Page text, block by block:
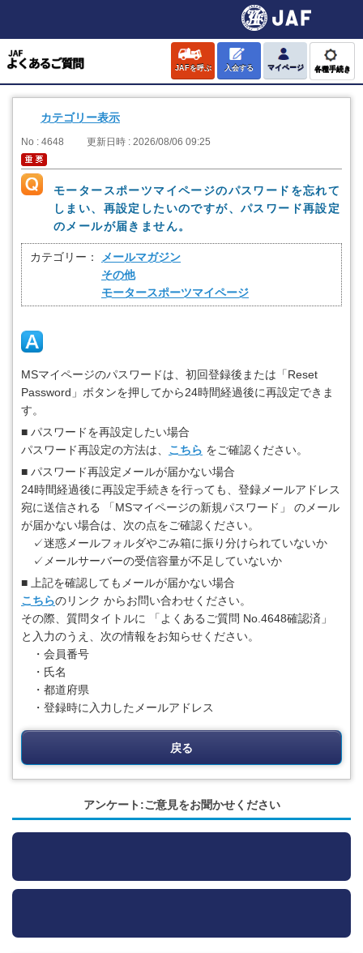
JAFを呼ぶ 入会する マイページ 各種手続き
カテゴリー表示
No : 4648 更新日時 : 2026/08/06 09:25
モータースポーツマイページのパスワードを忘れて
しまい、再設定したいのですが、パスワード再設定
のメールが届きません。
カテゴリー：
メールマガジン
その他
モータースポーツマイページ
MSマイページのパスワードは、初回登録後または「Reset
Password」ボタンを押してから24時間経過後に再設定できま
す。
■ パスワードを再設定したい場合
パスワード再設定の方法は、 こちら をご確認ください。
■ パスワード再設定メールが届かない場合
24時間経過後に再設定手続きを行っても、登録メールアドレス
宛に送信される 「MSマイページの新規パスワード」 のメール
が届かない場合は、次の点をご確認ください。
✓迷惑メールフォルダやごみ箱に振り分けられていないか
✓メールサーバーの受信容量が不足していないか
■ 上記を確認してもメールが届かない場合
こちらのリンク からお問い合わせください。
その際、質問タイトルに 「よくあるご質問 No.4648確認済」
と入力のうえ、次の情報をお知らせください。
・会員番号
・氏名
・都道府県
・登録時に入力したメールアドレス
戻る
アンケート:ご意見をお聞かせください